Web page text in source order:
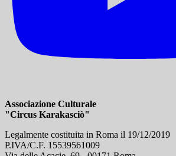
Associazione Culturale
"Circus Karakasciò"
Legalmente costituita in Roma il 19/12/2019
P.IVA/C.F. 15539561009